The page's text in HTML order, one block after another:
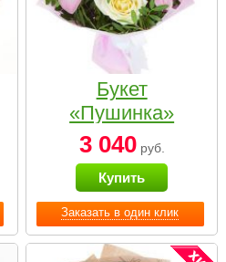
Заказать в один клик
Букет
«Пушинка»
3 040руб.
Купить